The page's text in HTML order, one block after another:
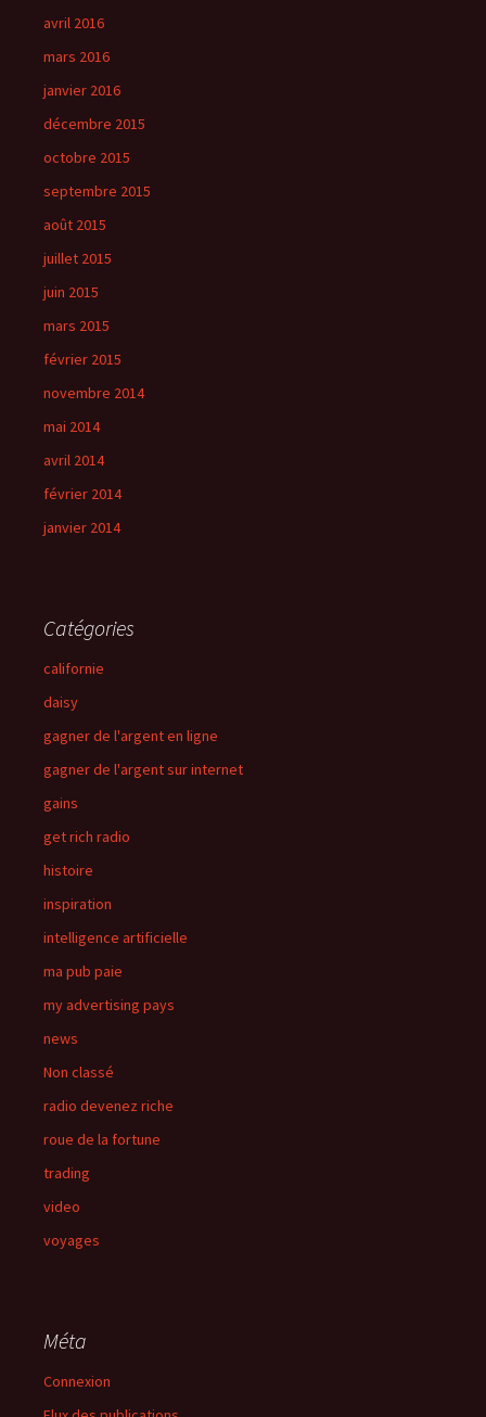
avril 2016
mars 2016
janvier 2016
décembre 2015
octobre 2015
septembre 2015
août 2015
juillet 2015
juin 2015
mars 2015
février 2015
novembre 2014
mai 2014
avril 2014
février 2014
janvier 2014
Catégories
californie
daisy
gagner de l'argent en ligne
gagner de l'argent sur internet
gains
get rich radio
histoire
inspiration
intelligence artificielle
ma pub paie
my advertising pays
news
Non classé
radio devenez riche
roue de la fortune
trading
video
voyages
Méta
Connexion